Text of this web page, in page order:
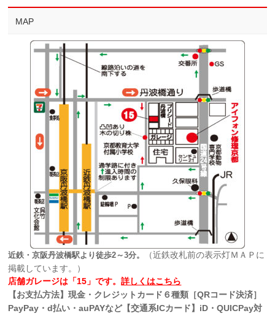
MAP
近鉄・京阪丹波橋駅より徒歩2～3分。
（近鉄改札前の表示灯ＭＡＰに
掲載しています。）
店舗ガレージは「15」です。詳しくはこちら
【お支払方法】現金・クレジットカード６種類［QRコード決済］
PayPay・d払い・auPAYなど【交通系ICカード】iD・QUICPay対